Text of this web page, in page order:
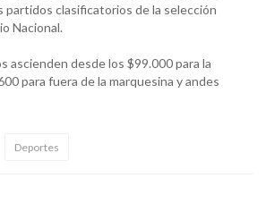
partidos clasificatorios de la selección
Nacional.
ascienden desde los $99.000 para la
para fuera de la marquesina y andes
Deportes